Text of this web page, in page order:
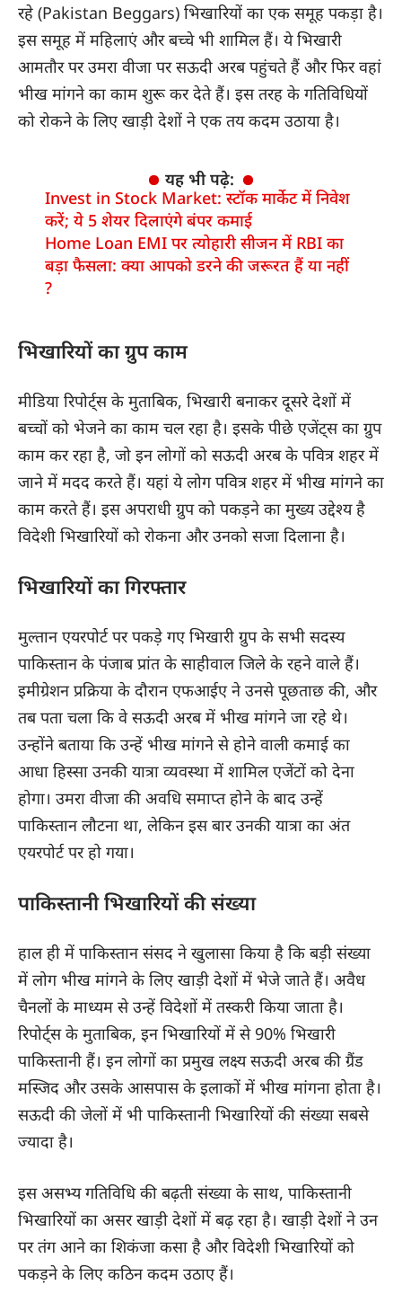
रहे (Pakistan Beggars) भिखारियों का एक समूह पकड़ा है।
इस समूह में महिलाएं और बच्चे भी शामिल हैं। ये भिखारी
आमतौर पर उमरा वीजा पर सऊदी अरब पहुंचते हैं और फिर वहां
भीख मांगने का काम शुरू कर देते हैं। इस तरह के गतिविधियों
को रोकने के लिए खाड़ी देशों ने एक तय कदम उठाया है।
यह भी पढ़े:
Invest in Stock Market: स्टॉक मार्केट में निवेश
करें; ये 5 शेयर दिलाएंगे बंपर कमाई
Home Loan EMI पर त्योहारी सीजन में RBI का
बड़ा फैसला: क्या आपको डरने की जरूरत हैं या नहीं
?
भिखारियों का ग्रुप काम
मीडिया रिपोर्ट्सके मुताबिक, भिखारी बनाकर दूसरे देशों में
बच्चों को भेजने का काम चल रहा है। इसके पीछे एजेंट्स का ग्रुप
काम कर रहा है, जो इन लोगों को सऊदी अरब के पवित्र शहर में
जाने में मदद करते हैं। यहां ये लोग पवित्र शहर में भीख मांगने का
काम करते हैं। इस अपराधी ग्रुप को पकड़ने का मुख्य उद्देश्य है
विदेशी भिखारियों को रोकना और उनको सजा दिलाना है।
भिखारियों का गिरफ्तार
मुल्तान एयरपोर्टपर पकड़े गए भिखारी ग्रुप के सभी सदस्य
पाकिस्तान के पंजाब प्रांत के साहीवाल जिले के रहने वाले हैं।
इमीग्रेशन प्रक्रिया के दौरान एफआईए ने उनसे पूछताछ की, और
तब पता चला कि वे सऊदी अरब में भीख मांगने जा रहे थे।
उन्होंने बताया कि उन्हें भीख मांगने से होने वाली कमाई का
आधा हिस्सा उनकी यात्रा व्यवस्था में शामिल एजेंटों को देना
होगा। उमरा वीजा की अवधि समाप्त होने के बाद उन्हें
पाकिस्तान लौटना था, लेकिन इस बार उनकी यात्रा का अंत
एयरपोर्ट पर हो गया।
पाकिस्तानी भिखारियों की संख्या
हाल ही में पाकिस्तान संसद ने खुलासा किया है कि बड़ी संख्या
में लोग भीख मांगने के लिए खाड़ी देशों में भेजे जाते हैं। अवैध
चैनलों के माध्यम से उन्हें विदेशों में तस्करी किया जाता है।
रिपोर्ट्स के मुताबिक, इन भिखारियों में से 90% भिखारी
पाकिस्तानी हैं। इन लोगों का प्रमुख लक्ष्य सऊदी अरब की ग्रैंड
मस्जिद और उसके आसपास के इलाकों में भीख मांगना होता है।
सऊदी की जेलों में भी पाकिस्तानी भिखारियों की संख्या सबसे
ज्यादा है।
इस असभ्य गतिविधि की बढ़ती संख्या के साथ, पाकिस्तानी
भिखारियों का असर खाड़ी देशों में बढ़ रहा है। खाड़ी देशों ने उन
पर तंग आने का शिकंजा कसा है और विदेशी भिखारियों को
पकड़ने के लिए कठिन कदम उठाए हैं।